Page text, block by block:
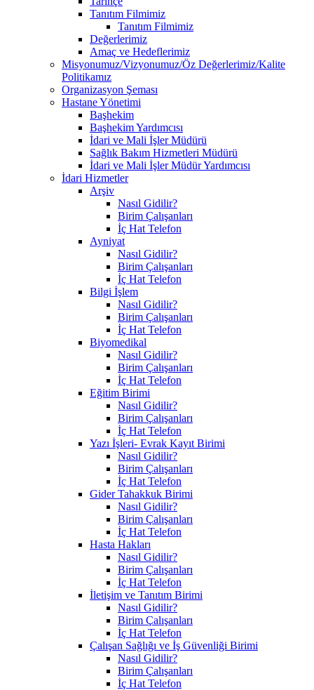
Tanıtım Filmimiz
Tanıtım Filmimiz
Değerlerimiz
Amaç ve Hedeflerimiz
Misyonumuz/Vizyonumuz/Öz Değerlerimiz/Kalite
Politikamız
Organizasyon Şeması
Hastane Yönetimi
Başhekim
Başhekim Yardımcısı
İdari ve Mali İşler Müdürü
Sağlık Bakım Hizmetleri Müdürü
İdari ve Mali İşler Müdür Yardımcısı
İdari Hizmetler
Arşiv
Nasıl Gidilir?
Birim Çalışanları
İç Hat Telefon
Ayniyat
Nasıl Gidilir?
Birim Çalışanları
İç Hat Telefon
Bilgi İşlem
Nasıl Gidilir?
Birim Çalışanları
İç Hat Telefon
Biyomedikal
Nasıl Gidilir?
Birim Çalışanları
İç Hat Telefon
Eğitim Birimi
Nasıl Gidilir?
Birim Çalışanları
İç Hat Telefon
Yazı İşleri- Evrak Kayıt Birimi
Nasıl Gidilir?
Birim Çalışanları
İç Hat Telefon
Gider Tahakkuk Birimi
Nasıl Gidilir?
Birim Çalışanları
İç Hat Telefon
Hasta Hakları
Nasıl Gidilir?
Birim Çalışanları
İç Hat Telefon
İletişim ve Tanıtım Birimi
Nasıl Gidilir?
Birim Çalışanları
İç Hat Telefon
Çalışan Sağlığı ve İş Güvenliği Birimi
Nasıl Gidilir?
Birim Çalışanları
İç Hat Telefon